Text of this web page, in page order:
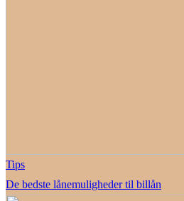
Tips
De bedste lånemuligheder til billån